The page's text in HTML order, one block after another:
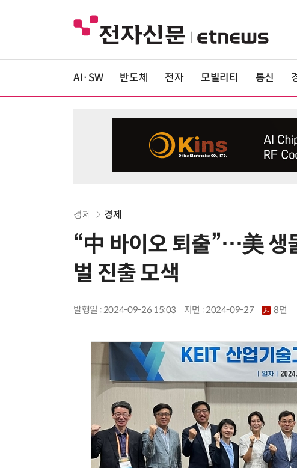
AI·SW 반도체 전자 모빌리티 통신
경제 경제
“中 바이오 퇴출”…美 생
벌 진출 모색
발행일 : 2024-09-26 15:03 지면 :2024-09-27 8면